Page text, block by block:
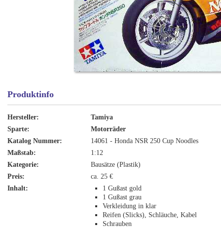
Produktinfo
Hersteller:
Tamiya
Sparte:
Motorräder
Katalog Nummer:
14061 - Honda NSR 250 Cup Noodles
Maßstab:
1:12
Kategorie:
Bausätze (Plastik)
Preis:
ca. 25 €
Inhalt:
1 Gußast gold
1 Gußast grau
Verkleidung in klar
Reifen (Slicks), Schläuche, Kabel
Schrauben